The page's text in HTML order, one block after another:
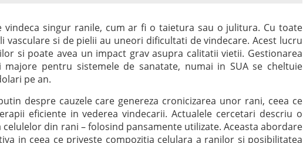
vindeca singur ranile, cum ar fi o taietura sau o julitura. Cu toate
vasculare si de pielii au uneori dificultati de vindecare. Acest lucru
si poate avea un impact grav asupra calitatii vietii. Gestionarea
pentru sistemele de sanatate, numai in SUA se cheltuie
pe an.
despre cauzele care genereza cronicizarea unor rani, ceea ce
eficiente in vederea vindecarii. Actualele cercetari descriu o
din rani – folosind pansamente utilizate. Aceasta abordare
in ceea ce priveste compozitia celulara a ranilor si posibilitatea